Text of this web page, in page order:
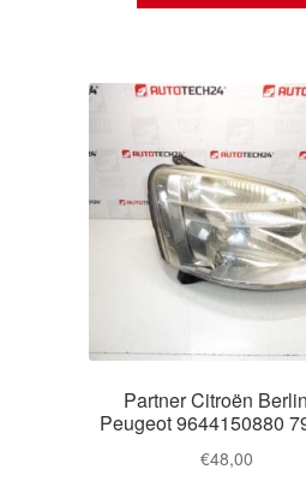
Partner Citroën
Peugeot 9644150880
€48,00